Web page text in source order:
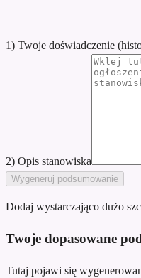
1) Twoje doświadczenie
2) Opis stanowiska
Wygeneruj podsumowanie
Dodaj wystarczająco dużo
Twoje dopasowane
Tutaj pojawi się